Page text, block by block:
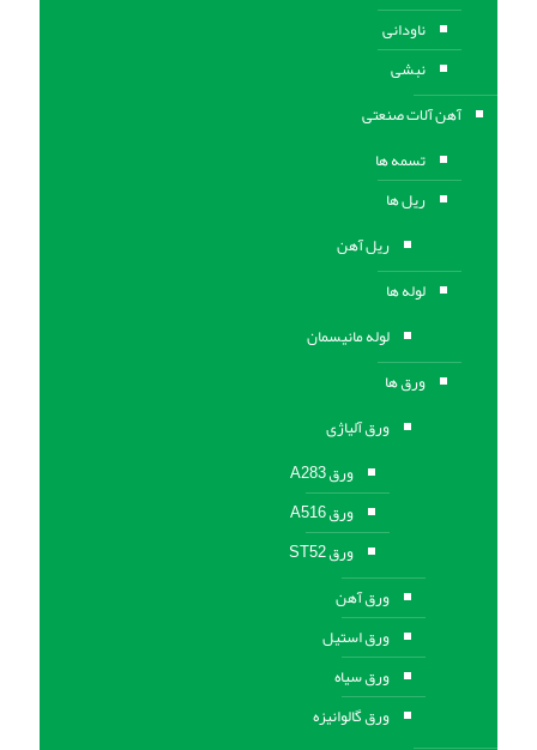
ناودانی
نبشی
آهن آلات صنعتی
تسمه ها
ریل ها
ریل آهن
لوله ها
لوله مانیسمان
ورق ها
ورق آلیاژی
ورق A283
ورق A516
ورق ST52
ورق آهن
ورق استیل
ورق سیاه
ورق گالوانیزه